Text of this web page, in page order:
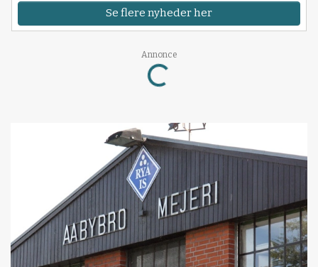
Se flere nyheder her
Annonce
Loading...